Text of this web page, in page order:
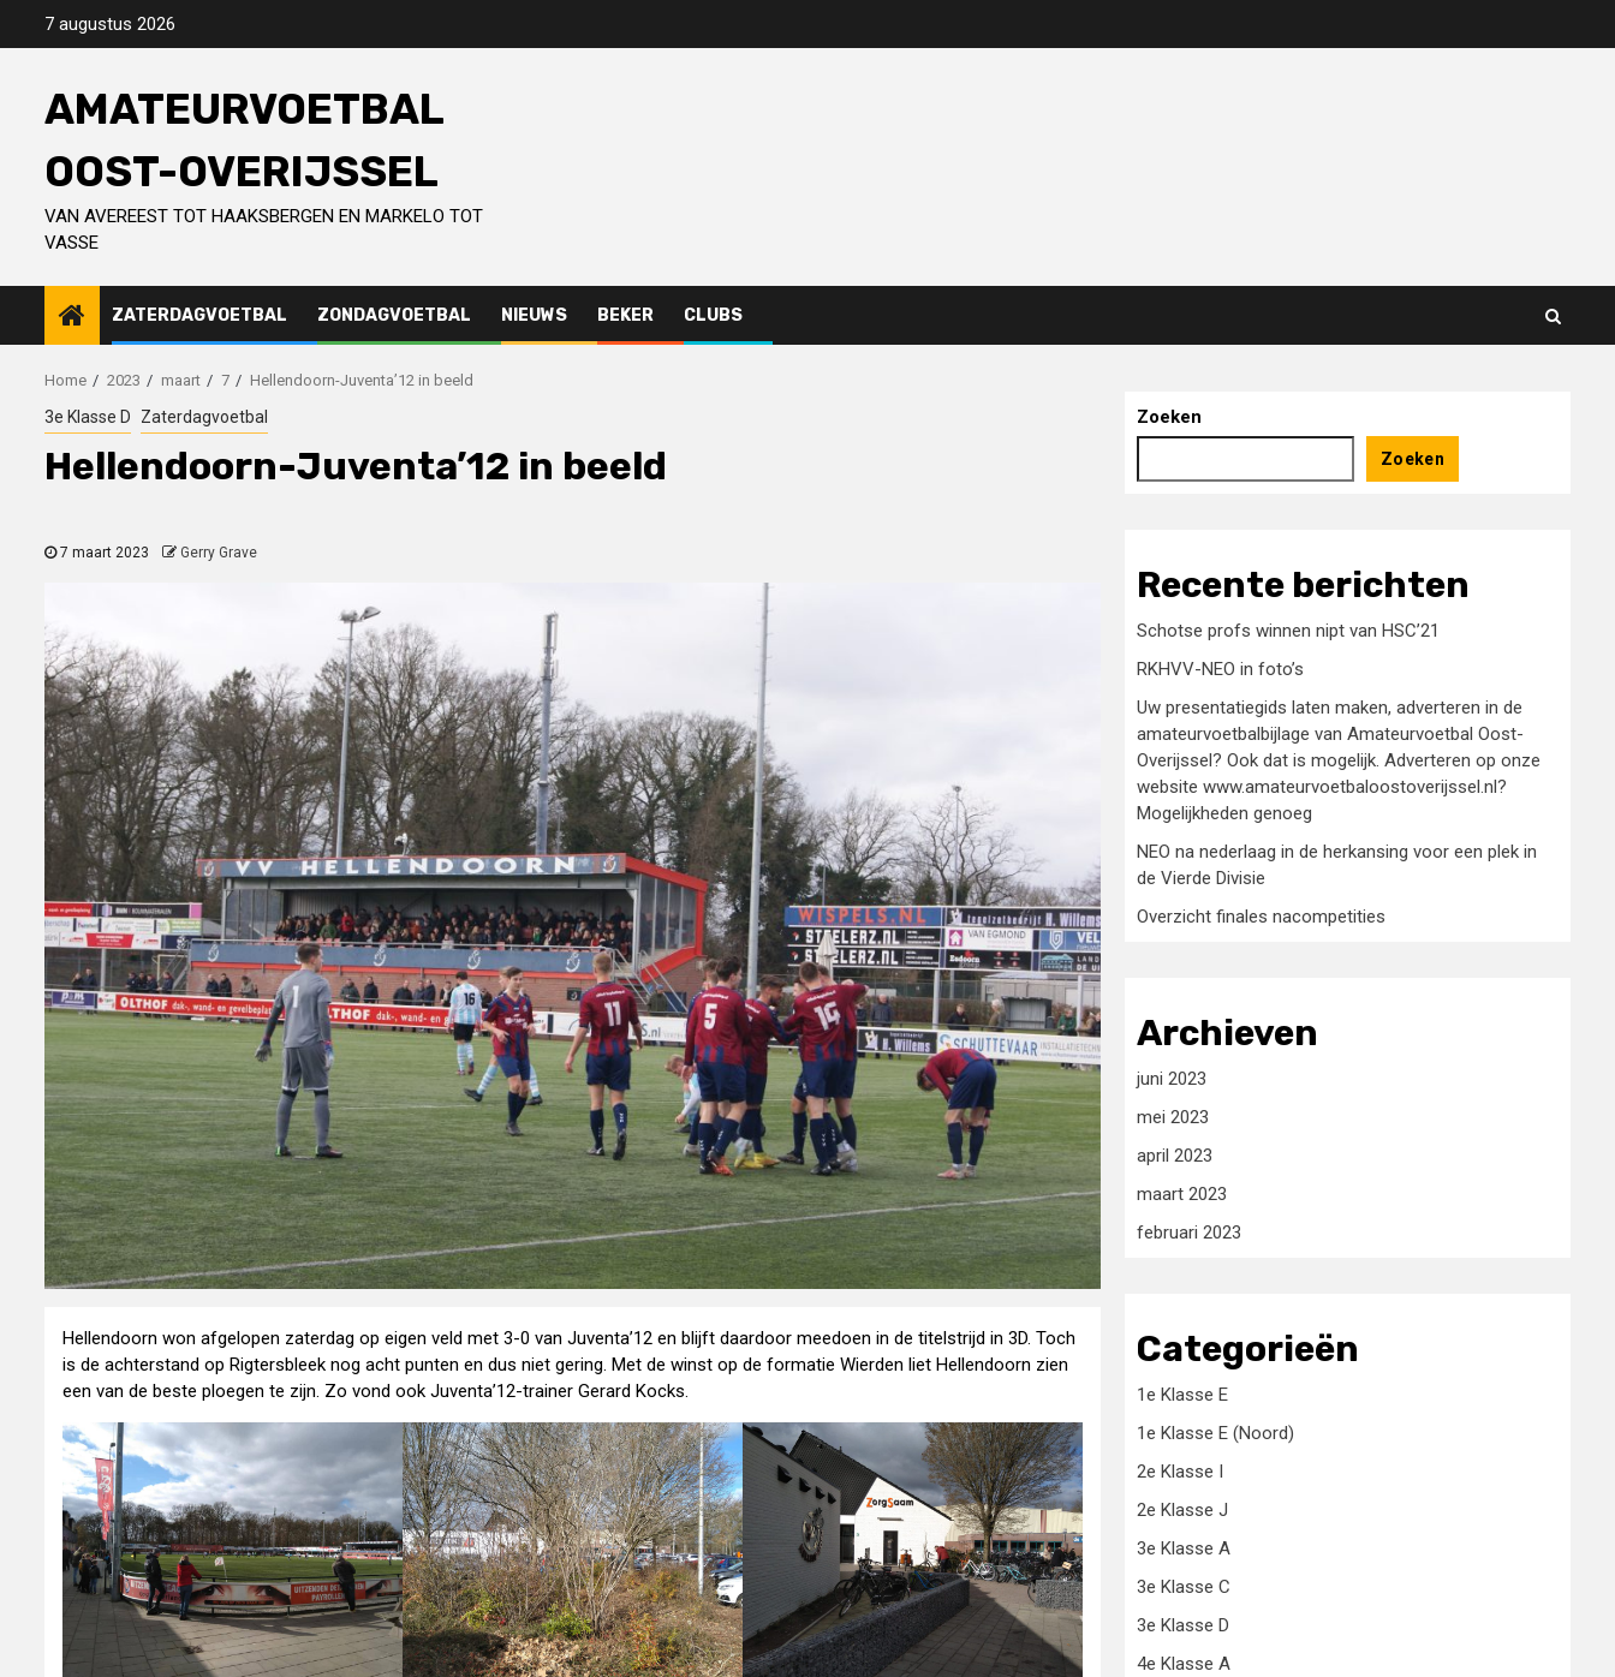
7 augustus 2026
AMATEURVOETBAL
OOST-OVERIJSSEL
VAN AVEREEST TOT HAAKSBERGEN EN MARKELO TOT
VASSE
ZATERDAGVOETBAL ZONDAGVOETBAL NIEUWS BEKER CLUBS
Home 2023 maart 7 Hellendoorn-Juventa’12 in beeld
3e Klasse D Zaterdagvoetbal
Hellendoorn-Juventa’12 in beeld
7 maart 2023 Gerry Grave
Hellendoorn won afgelopen zaterdag op eigen veld met 3-0 van Juventa’12 en blijft daardoor meedoen in de titelstrijd in 3D. Toch
is de achterstand op Rigtersbleek nog acht punten en dus niet gering. Met de winst op de formatie Wierden liet Hellendoorn zien
een van de beste ploegen te zijn. Zo vond ook Juventa’12-trainer Gerard Kocks.
Zoeken
Zoeken
Recente berichten
Schotse profs winnen nipt van HSC’21
RKHVV-NEO in foto’s
Uw presentatiegids laten maken, adverteren in de
amateurvoetbalbijlage van Amateurvoetbal Oost-
Overijssel? Ook dat is mogelijk. Adverteren op onze
website www.amateurvoetbaloostoverijssel.nl?
Mogelijkheden genoeg
NEO na nederlaag in de herkansing voor een plek in
de Vierde Divisie
Overzicht finales nacompetities
Archieven
juni 2023
mei 2023
april 2023
maart 2023
februari 2023
Categorieën
1e Klasse E
1e Klasse E (Noord)
2e Klasse I
2e Klasse J
3e Klasse A
3e Klasse C
3e Klasse D
4e Klasse A